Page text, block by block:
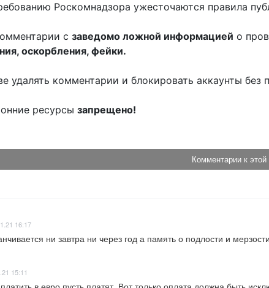
Роскомнадзора ужесточаются правила
с заведомо ложной информацией о
оскорбления, фейки.
удалять комментарии и блокировать аккаунты без
ресурсы запрещено!
Комментарии к
16:17
ни завтра ни через год а память о подлости и
15:11